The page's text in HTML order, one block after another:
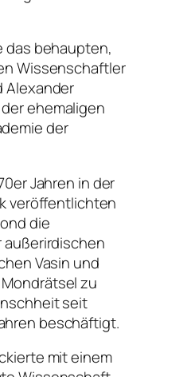
das behaupten,
Wissenschaftler
Alexander
ehemaligen
der
Jahren in der
veröffentlichten
die
außerirdischen
Vasin und
zu
seit
beschäftigt.
mit einem